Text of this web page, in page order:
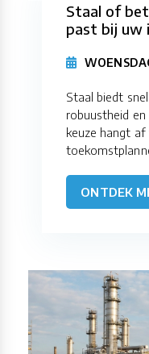
Staal of
past bij uw
Staal biedt
robuustheid
keuze hangt af
ONTDEK